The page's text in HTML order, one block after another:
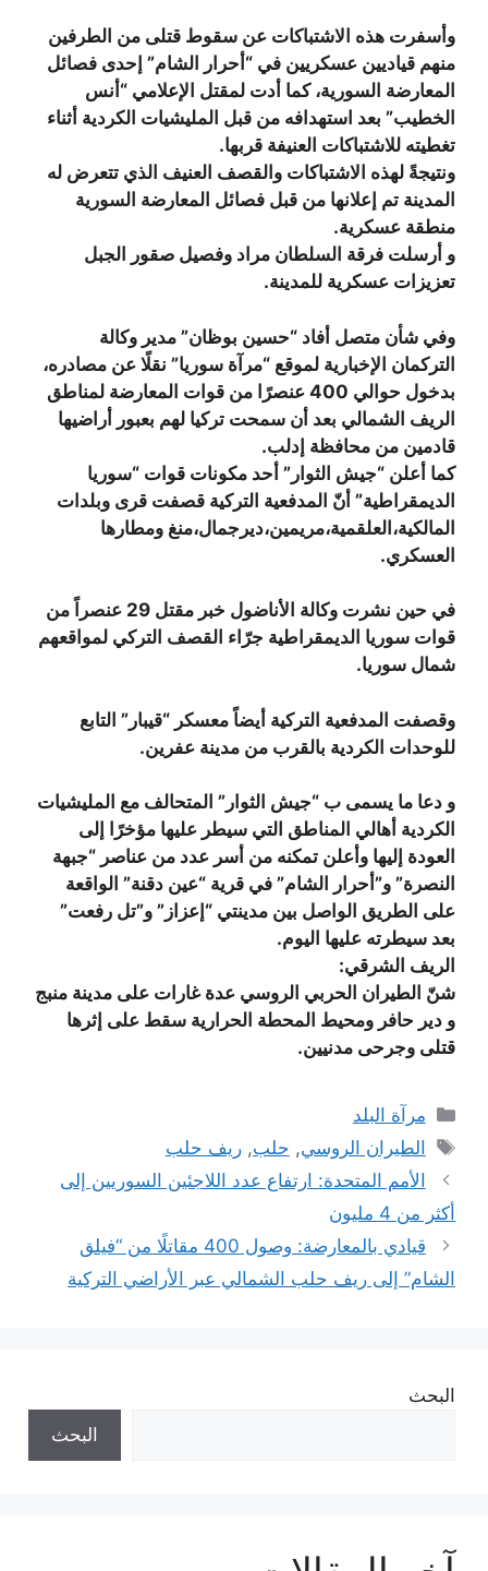
وأسفرت هذه الاشتباكات عن سقوط قتلى من الطرفين
منهم قياديين عسكريين في “أحرار الشام” إحدى فصائل
المعارضة السورية، كما أدت لمقتل الإعلامي “أنس
الخطيب” بعد استهدافه من قبل المليشيات الكردية أثناء
تغطيته للاشتباكات العنيفة قربها.
ونتيجةً لهذه الاشتباكات والقصف العنيف الذي تتعرض له
المدينة تم إعلانها من قبل فصائل المعارضة السورية
منطقة عسكرية.
و أرسلت فرقة السلطان مراد وفصيل صقور الجبل
تعزيزات عسكرية للمدينة.
وفي شأن متصل أفاد “حسين بوظان” مدير وكالة
التركمان الإخبارية لموقع “مرآة سوريا” نقلًا عن مصادره،
بدخول حوالي 400 عنصرًا من قوات المعارضة لمناطق
الريف الشمالي بعد أن سمحت تركيا لهم بعبور أراضيها
قادمين من محافظة إدلب.
كما أعلن “جيش الثوار” أحد مكونات قوات “سوريا
الديمقراطية” أنّ المدفعية التركية قصفت قرى وبلدات
المالكية،العلقمية،مريمين،ديرجمال،منغ ومطارها
العسكري.
في حين نشرت وكالة الأناضول خبر مقتل 29 عنصراً من
قوات سوريا الديمقراطية جرّاء القصف التركي لمواقعهم
شمال سوريا.
وقصفت المدفعية التركية أيضاً معسكر “قيبار” التابع
للوحدات الكردية بالقرب من مدينة عفرين.
و دعا ما يسمى ب “جيش الثوار” المتحالف مع المليشيات
الكردية أهالي المناطق التي سيطر عليها مؤخرًا إلى
العودة إليها وأعلن تمكنه من أسر عدد من عناصر “جبهة
النصرة” و”أحرار الشام” في قرية “عين دقنة” الواقعة
على الطريق الواصل بين مدينتي “إعزاز” و”تل رفعت”
بعد سيطرته عليها اليوم.
الريف الشرقي:
شنّ الطيران الحربي الروسي عدة غارات على مدينة منبج
و دير حافر ومحيط المحطة الحرارية سقط على إثرها
قتلى وجرحى مدنيين.
التصنيفات
مرآة البلد
الوسوم
الطيران الروسي, حلب,ريف حلب
الأمم المتحدة: ارتفاع عدد اللاجئين السوريين إلى
أكثر من 4 مليون
قيادي بالمعارضة: وصول 400 مقاتلًا من “فيلق
الشام” إلى ريف حلب الشمالي عبر الأراضي التركية
البحث
البحث